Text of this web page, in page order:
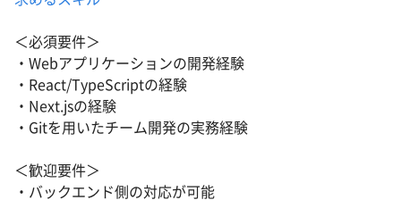
＜必須要件＞
・Webアプリケーションの開発経験
・React/TypeScriptの経験
・Next.jsの経験
・Gitを用いたチーム開発の実務経験
＜歓迎要件＞
・バックエンド側の対応が可能